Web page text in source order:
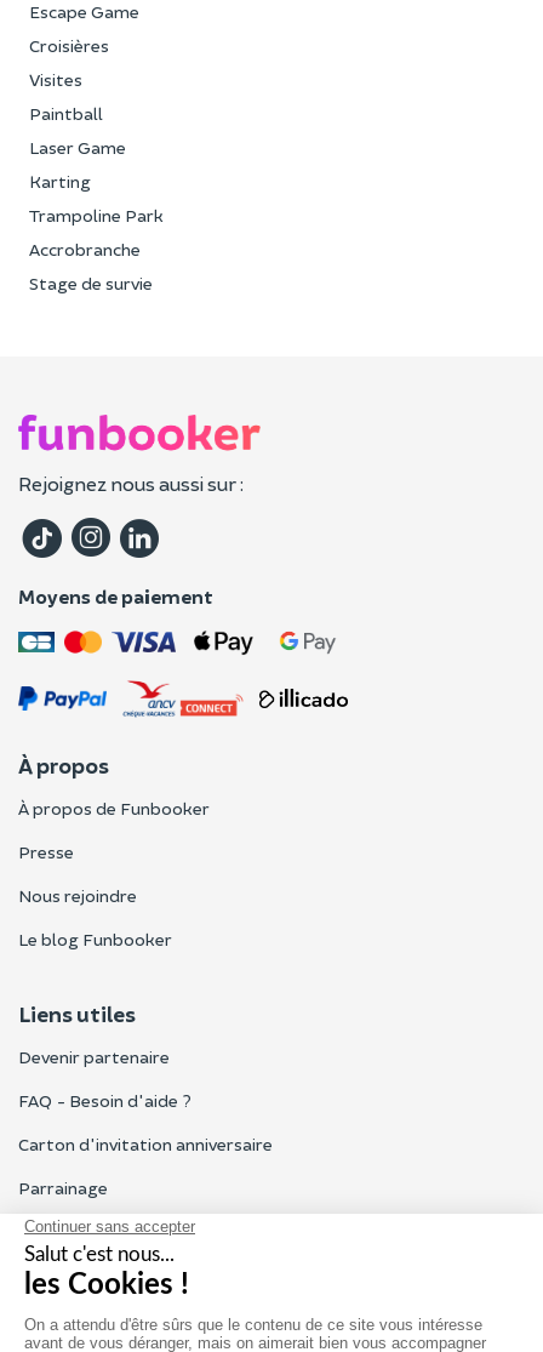
Escape Game
Croisières
Visites
Paintball
Laser Game
Karting
Trampoline Park
Accrobranche
Stage de survie
Rejoignez nous aussi sur :
Moyens de paiement
À propos
À propos de Funbooker
Presse
Nous rejoindre
Le blog Funbooker
Liens utiles
Devenir partenaire
FAQ - Besoin d'aide ?
Carton d'invitation anniversaire
Parrainage
Tous les avis Funbooker